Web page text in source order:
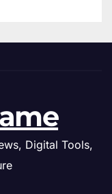
Digital Tools,